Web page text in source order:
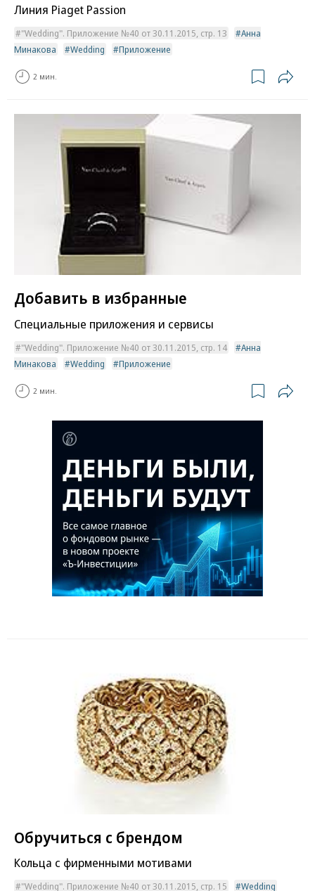
Линия Piaget Passion
"Wedding". Приложение №40 от 30.11.2015, стр. 13
Анна
Минакова
Wedding Приложение
2 мин.
Добавить в избранные
Специальные приложения и сервисы
"Wedding". Приложение №40 от 30.11.2015, стр. 14
Анна
Минакова
Wedding Приложение
2 мин.
Обручиться с брендом
Кольца с фирменными мотивами
"Wedding". Приложение №40 от 30.11.2015, стр. 15 Wedding